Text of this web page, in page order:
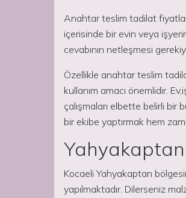
Anahtar teslim tadilat
içerisinde bir evin veya
cevabının netleşmesi
Özellikle anahtar teslim
kullanım amacı önemlidir.
çalışmaları elbette belirli
bir ekibe yaptırmak hem
Kocaeli Yahyakaptan
yapılmaktadır. Dilerseniz